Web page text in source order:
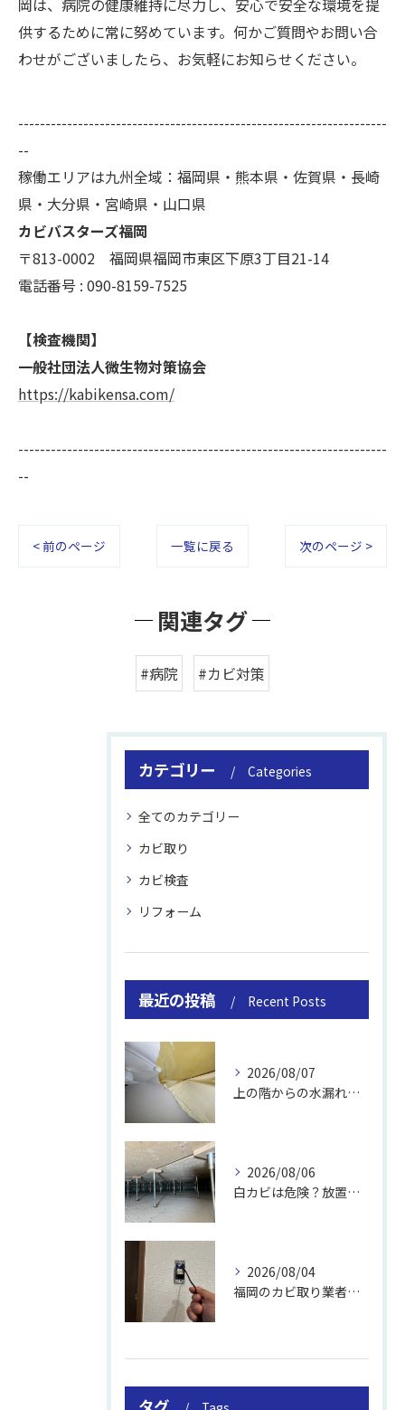
岡は、病院の健康維持に尽力し、安心で安全な環境を提
供するために常に努めています。何かご質問やお問い合
わせがございましたら、お気軽にお知らせください。
--------------------------------------------------------------------
--
稼働エリアは九州全域：福岡県・熊本県・佐賀県・長崎
県・大分県・宮崎県・山口県
カビバスターズ福岡
〒813-0002 福岡県福岡市東区下原3丁目21-14
電話番号 : 090-8159-7525
【検査機関】
一般社団法人微生物対策協会
https://kabikensa.com/
--------------------------------------------------------------------
--
< 前のページ 一覧に戻る 次のページ >
関連タグ
#病院 #カビ対策
カテゴリー Categories
全てのカテゴリー
カビ取り
カビ検査
リフォーム
最近の投稿 Recent Posts
2026/08/07
上の階からの水漏れでカビ｜対処法と業者
2026/08/06
白カビは危険？放置のリスクと取り方
2026/08/04
福岡のカビ取り業者おすすめの選び方と費用